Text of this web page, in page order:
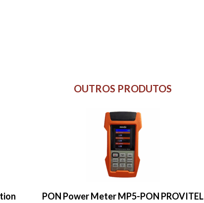
OUTROS PRODUTOS
PON Power Meter MP5-PON PROVITEL